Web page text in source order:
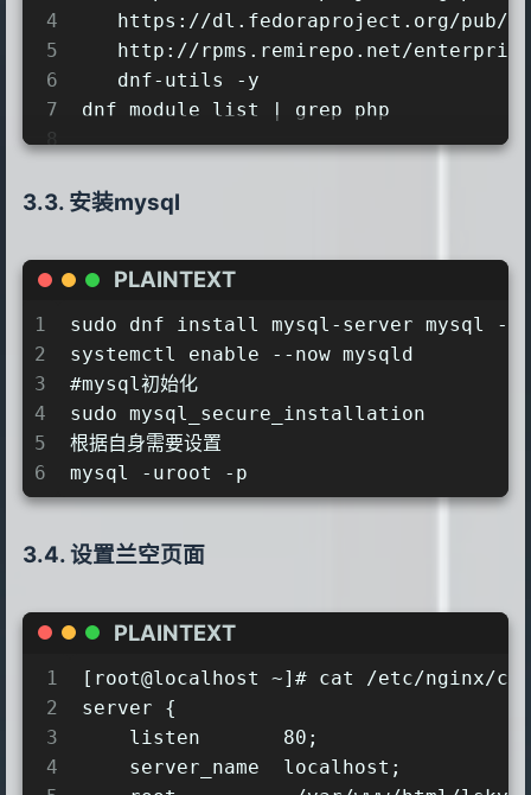
4
5
6
7
8
10
12
13
14
15
16
17
18
19
20
22
24
25
26
27
28
29
https://dl.fedoraproject.org/pub/
http://rpms.remirepo.net/
   dnf-utils -y
dnf module list | grep php
sudo dnf -y remove php php-fpm
# 删除相关扩展包
sudo dnf -y remove php*
# 重置 PHP 模块列表
sudo dnf -y module reset php
启用（安装）PHP 8.0
sudo dnf -y module enable php:remi-8.0
sed -i 's/user = apache/user = nginx/
dnf install -y http://nginx.org/
systemctl	enable --now nginx
sudo systemctl restart php-fpm.service
安装mysql
PLAINTEXT
1
2
3
4
5
6
sudo dnf install mysql-server mysql -y
systemctl enable --now mysqld
#mysql初始化
sudo mysql_secure_installation
根据自身需要设置
mysql -uroot -p
设置兰空页面
PLAINTEXT
1
2
3
4
[root@localhost ~]# cat /etc/nginx/
server {
    listen       80;
    server_name  localhost;